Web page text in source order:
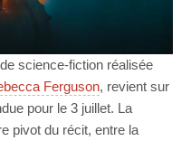
science-fiction réalisée
Ferguson, revient sur
pour le 3 juillet. La
pivot du récit, entre la